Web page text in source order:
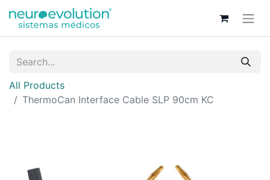
All Products
ThermoCan Interface Cable SLP 90cm KC